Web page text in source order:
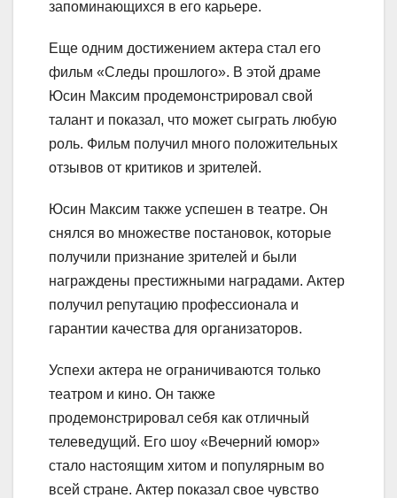
запоминающихся в его карьере.
Еще одним достижением актера стал его
фильм «Следы прошлого». В этой драме
Юсин Максим продемонстрировал свой
талант и показал, что может сыграть любую
роль. Фильм получил много положительных
отзывов от критиков и зрителей.
Юсин Максим также успешен в театре. Он
снялся во множестве постановок, которые
получили признание зрителей и были
награждены престижными наградами. Актер
получил репутацию профессионала и
гарантии качества для организаторов.
Успехи актера не ограничиваются только
театром и кино. Он также
продемонстрировал себя как отличный
телеведущий. Его шоу «Вечерний юмор»
стало настоящим хитом и популярным во
всей стране. Актер показал свое чувство